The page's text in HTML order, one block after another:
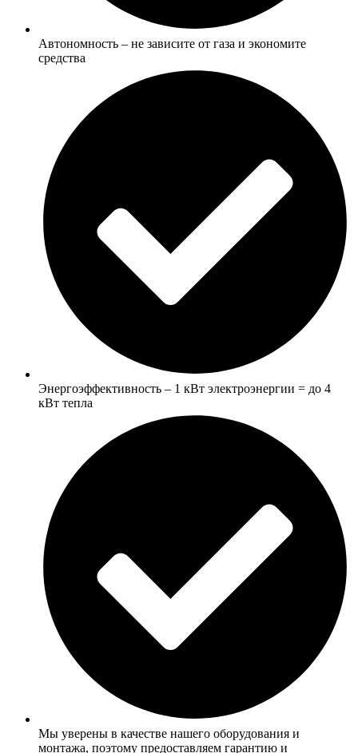
Автономность – не зависите от газа и экономите
средства
Энергоэффективность – 1 кВт электроэнергии = до 4
кВт тепла
Мы уверены в качестве нашего оборудования и
монтажа, поэтому предоставляем гарантию и